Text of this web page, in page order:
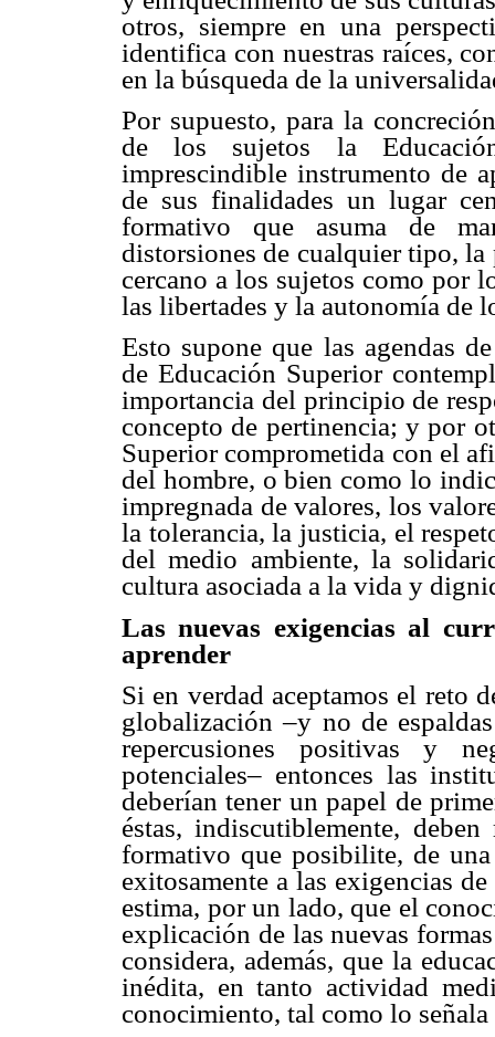
otros, siempre en una
identifica con nuestras raíces,
en la búsqueda de la
Por supuesto, para la
de los sujetos la
imprescindible instrumento de
de sus finalidades un lugar
formativo que asuma de
distorsiones de cualquier tipo,
cercano a los sujetos como por
las libertades y la autonomía de
Esto supone que las agendas
de Educación Superior
importancia del principio de
concepto de pertinencia; y por
Superior comprometida con el
del hombre, o bien como lo
impregnada de valores, los
la tolerancia, la justicia, el
del medio ambiente, la
cultura asociada a la vida y
Las nuevas exigencias al
aprender
Si en verdad aceptamos el reto
globalización –y no de
repercusiones positivas y
potenciales– entonces las
deberían tener un papel de
éstas, indiscutiblemente,
formativo que posibilite, de
exitosamente a las exigencias
estima, por un lado, que el
explicación de las nuevas
considera, además, que la
inédita, en tanto actividad
conocimiento, tal como lo señala